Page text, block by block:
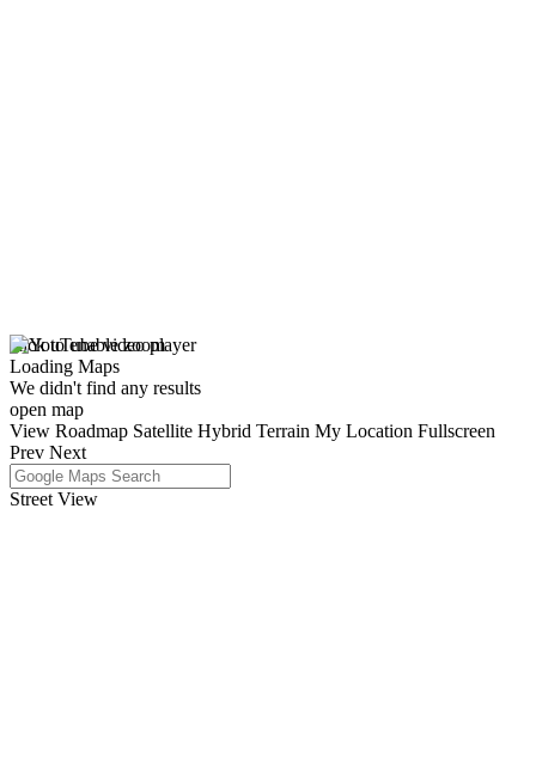
click to enable zoom
Loading Maps
We didn't find any results
open map
View Roadmap Satellite Hybrid Terrain My Location Fullscreen
Prev Next
Street View